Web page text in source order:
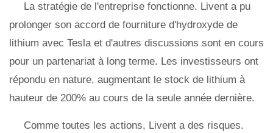
La stratégie de l'entreprise fonctionne. Livent a pu
prolonger son accord de fourniture d'hydroxyde de
lithium avec Tesla et d'autres discussions sont en cours
pour un partenariat à long terme. Les investisseurs ont
répondu en nature, augmentant le stock de lithium à
hauteur de 200% au cours de la seule année dernière.
Comme toutes les actions, Livent a des risques.